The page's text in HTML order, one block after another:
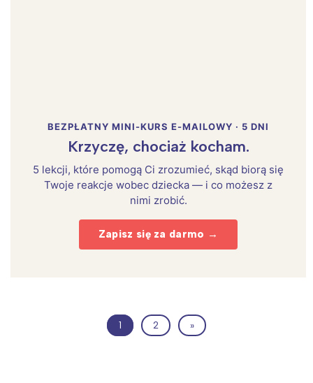
BEZPŁATNY MINI-KURS E-MAILOWY · 5 DNI
Krzyczę, chociaż kocham.
5 lekcji, które pomogą Ci zrozumieć, skąd biorą się
Twoje reakcje wobec dziecka — i co możesz z
nimi zrobić.
Zapisz się za darmo →
1 2 »